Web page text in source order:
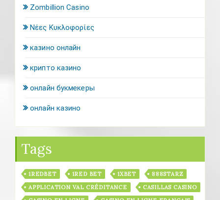
Zombillion Casino
Νέες Κυκλοφορίες
казино онлайн
крипто казино
онлайн букмекеры
онлайн казино
Tags
1REDBET 1RED BET 1XBET
888STARZ
APPLICATION VAL CRÉDITANCE
CASILLAS CASINO